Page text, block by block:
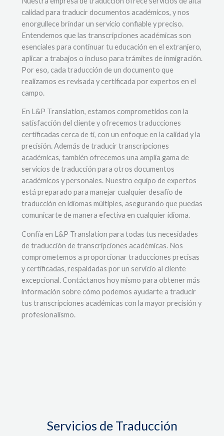
calidad para traducir documentos académicos, y nos
enorgullece brindar un servicio confiable y preciso.
Entendemos que las transcripciones académicas son
esenciales para continuar tu educación en el extranjero,
aplicar a trabajos o incluso para trámites de inmigración.
Por eso, cada traducción de un documento que
realizamos es revisada y certificada por expertos en el
campo.
En L&P Translation, estamos comprometidos con la
satisfacción del cliente y ofrecemos traducciones
certificadas cerca de ti, con un enfoque en la calidad y la
precisión. Además de traducir transcripciones
académicas, también ofrecemos una amplia gama de
servicios de traducción para otros documentos
académicos y personales. Nuestro equipo de expertos
está preparado para manejar cualquier desafío de
traducción en idiomas múltiples, asegurando que puedas
comunicarte de manera efectiva en cualquier idioma.
Confía en L&P Translation para todas tus necesidades
de traducción de transcripciones académicas. Nos
comprometemos a proporcionar traducciones precisas
y certificadas, respaldadas por un servicio al cliente
excepcional. Contáctanos hoy mismo para obtener más
información sobre cómo podemos ayudarte a traducir
tus transcripciones académicas con la mayor precisión y
profesionalismo.
Servicios de Traducción